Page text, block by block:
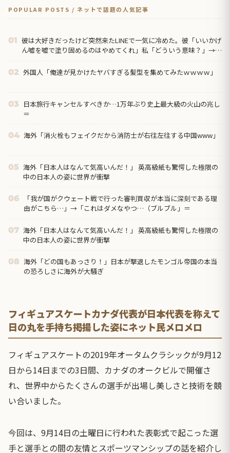
POPULAR POSTS / ネットで話題の人気記事
01 彼は大好きだったけど突然来たLINEで一気に冷めた。彼「いいかげ
ん嘘を嘘で塗り固めるのはやめてくれ」私「どういう意味？」→
02 外国人「俺達が見かけたヤバすぎる髪型を集めてみたｗｗｗｗ」
03
日本旅行キャンセルすべきか…1万年ぶり史上最大級の火山の兆し
＝
04 海外「消火栓もフェイクだから消防士が右往左往する中国www」
05 海外「日本人はなんて気高いんだ！」 英高級紙も驚愕した極限の
中の日本人の姿に世界が衝撃
06
「我が国がクウェート戦で行った審判買収が本当に深刻である理
由がこちら…」→「これはダメなやつ…（ブルブル」＝
07 海外「日本人はなんて気高いんだ！」 英高級紙も驚愕した極限の
中の日本人の姿に世界が衝撃
08 海外「どの国もあっさり！」日本が撃退したモンゴル帝国の本当
の恐ろしさに海外が大騒ぎ
フィギュアスケートカナダ代表が日本代表を称えて
日の丸を手持ち掲揚した姿にネット民メロメロ
フィギュアスケートの2019年オータムクラシックが9月12
日から14日までの3日間、カナダのオークビルで開催さ
れ、世界中からたくさんの選手が出場し美しさと技術を競
い合いました。
今回は、9月14日の土曜日に行われた表彰式で起こった選
手と選手との間の友情とスポーツマンシップの話を紹介し